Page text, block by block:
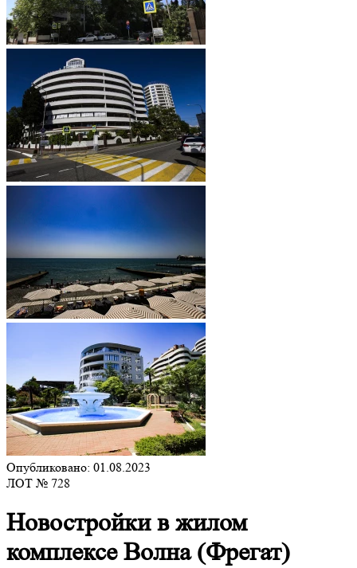
Опубликовано: 01.08.2023
ЛОТ № 728
Новостройки в жилом
комплексе Волна (Фрегат)